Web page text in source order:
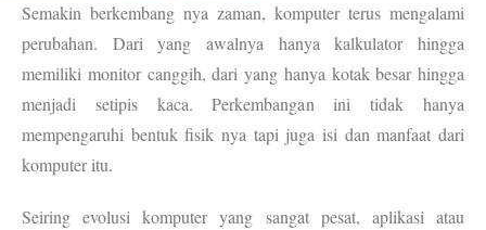
Semakin berkembang nya zaman, komputer terus mengalami
perubahan. Dari yang awalnya hanya kalkulator hingga
memiliki monitor canggih, dari yang hanya kotak besar hingga
menjadi setipis kaca. Perkembangan ini tidak hanya
mempengaruhi bentuk fisik nya tapi juga isi dan manfaat dari
komputer itu.
Seiring evolusi komputer yang sangat pesat, aplikasi atau